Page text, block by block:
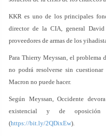
KKR es uno de los principales
director de la CIA, general
proveedores de armas de los
Para Thierry Meyssan, el problema
no podrá resolverse sin
Macron no puede hacer.
Según Meyssan, Occidente
existencial y de
(https://bit.ly/2QDixEw).